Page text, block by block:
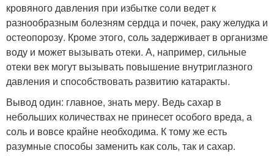
кровяного давления при избытке соли ведет к
разнообразным болезням сердца и почек, раку желудка и
остеопорозу. Кроме этого, соль задерживает в организме
воду и может вызывать отеки. А, например, сильные
отеки век могут вызывать повышение внутриглазного
давления и способствовать развитию ­катаракты.
Вывод один: главное, знать меру. Ведь сахар в
небольших количествах не принесет особого вреда, а
соль и вовсе крайне необходима. К тому же есть
разумные способы заменить как соль, так и сахар.